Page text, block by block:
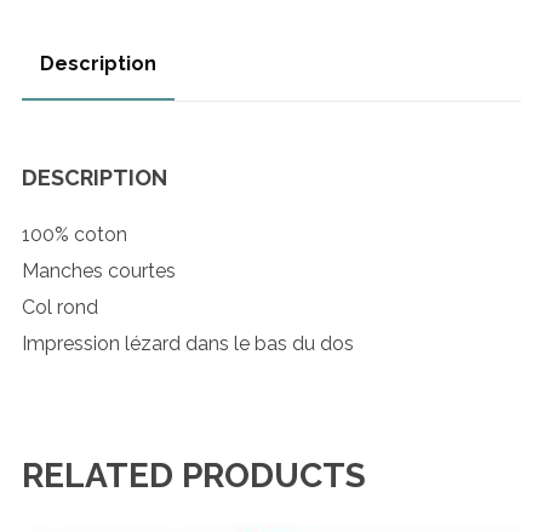
Description
DESCRIPTION
100% coton
Manches courtes
Col rond
Impression lézard dans le bas du dos
RELATED PRODUCTS